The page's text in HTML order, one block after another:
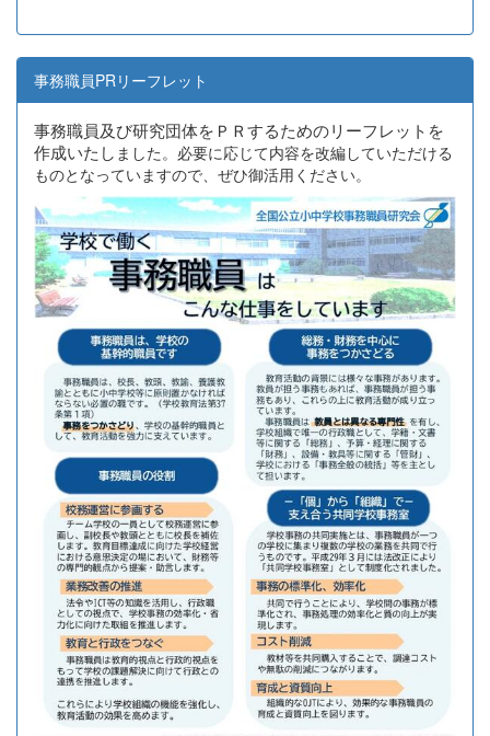
事務職員PRリーフレット
事務職員及び研究団体をＰＲするためのリーフレットを
作成いたし ました。必要に応じて内容を改編していただける
ものとなっていますので、ぜひ御活用ください。